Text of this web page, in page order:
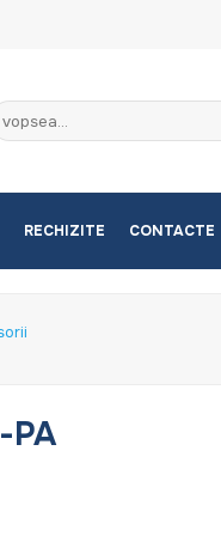
RECHIZITE CONTACTE
PA